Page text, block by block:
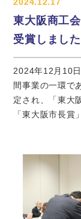
東大阪商工
受賞しました
2024年12月10
間事業の一環で
定され、「東大
「東大阪市長賞